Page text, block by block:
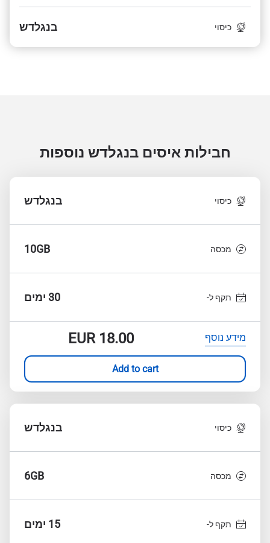
כיסוי בנגלדש
חבילות איסים בנגלדש נוספות
כיסוי בנגלדש
מכסה 10GB
תקף ל- 30 ימים
מידע נוסף EUR18.00
Add to cart
כיסוי בנגלדש
מכסה 6GB
תקף ל- 15 ימים